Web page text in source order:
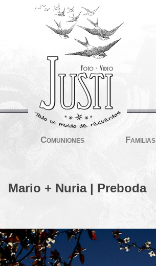
Comuniones Familias
Mario + Nuria | Preboda